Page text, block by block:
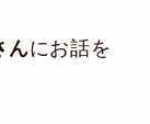
んにお話を